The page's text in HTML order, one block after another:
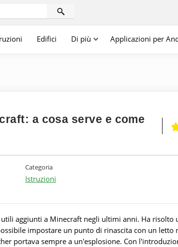
Edifici Di più Applicazioni per
a cosa serve e come
Categoria
Istruzioni
aggiunti a Minecraft negli ultimi anni. Ha risolto
impostare un punto di rinascita con un letto
portava sempre a un'esplosione. Con